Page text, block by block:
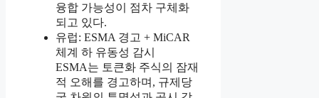
융합 가능성이 점차 구체화
되고 있다.
유럽: ESMA 경고 + MiCAR
체계 하 유동성 감시
ESMA는 토큰화 주식의 잠재
적 오해를 경고하며, 규제당